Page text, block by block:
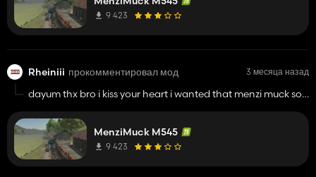
9 423
Rheiniii прокомментировал мод 3 месяца назад
dayum thx bro i kiss your heart i wanted that menzi muck so
MenziMuck M545
9 423